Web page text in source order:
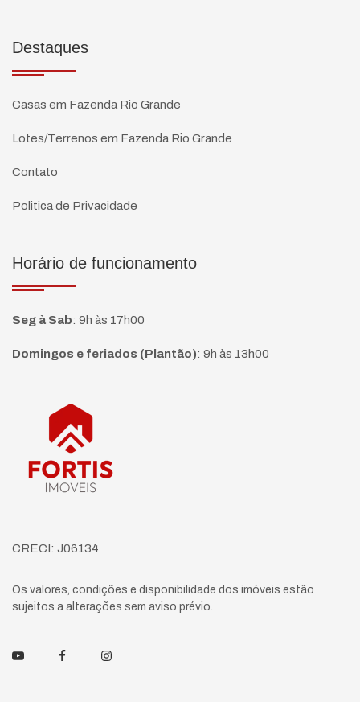
Destaques
Casas em Fazenda Rio Grande
Lotes/Terrenos em Fazenda Rio Grande
Contato
Politica de Privacidade
Horário de funcionamento
Seg à Sab: 9h às 17h00
Domingos e feriados (Plantão): 9h às 13h00
Página inicial
CRECI: J06134
Os valores, condições e disponibilidade dos imóveis estão
sujeitos a alterações sem aviso prévio.
Youtube FacebookInstagram